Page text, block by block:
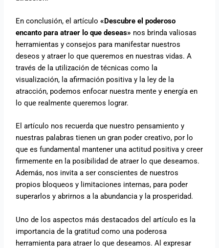
En conclusión, el artículo«Descubre el poderoso
encanto para atraer lo que deseas» nos brinda valiosas
herramientas y consejos para manifestar nuestros
deseos y atraer lo que queremos en nuestras vidas. A
través de la utilización de técnicas como la
visualización, la afirmación positiva y la ley de la
atracción, podemos enfocar nuestra mente y energía en
lo que realmente queremos lograr.
El artículo nos recuerda que nuestro pensamiento y
nuestras palabras tienen un gran poder creativo, por lo
que es fundamental mantener una actitud positiva y creer
firmemente en la posibilidad de atraer lo que deseamos.
Además, nos invita a ser conscientes de nuestros
propios bloqueos y limitaciones internas, para poder
superarlos y abrirnos a la abundancia y la prosperidad.
Uno de los aspectos más destacados del artículo es la
importancia de la gratitud como una poderosa
herramienta para atraer lo que deseamos. Al expresar